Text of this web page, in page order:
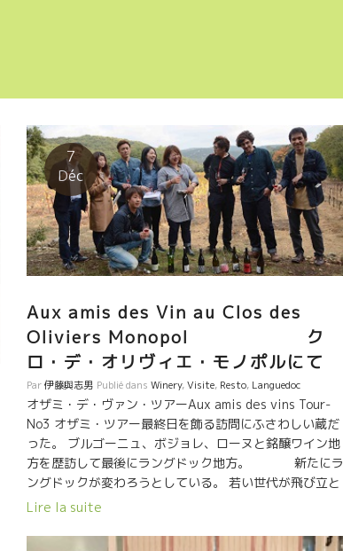
7
Déc
Aux amis des Vin au Clos des
Oliviers Monopol ク
ロ・デ・オリヴィエ・モノポルにて
Par伊藤與志男 Publié dans Winery,Visite, Resto, Languedoc
オザミ・デ・ヴァン・ツアーAux amis des vins Tour-
No3 オザミ・ツアー最終日を飾る訪問にふさわしい蔵だ
った。 ブルゴーニュ、ボジョレ、ローヌと銘醸ワイン地
方を歴訪して最後にラングドック地方。 新たにラ
ングドックが変わろうとしている。 若い世代が飛び立と
うとしている。 古きを継承しつつも全く異質のワインが
インを販売する方も同じように変化している。
Lire la suite